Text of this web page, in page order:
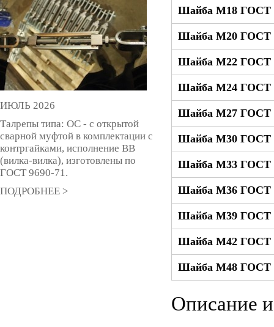
Шайба М18 ГОСТ
Шайба М20 ГОСТ
Шайба М22 ГОСТ
Шайба М24 ГОСТ
Шайба М27 ГОСТ
Шайба М30 ГОСТ
Шайба М33 ГОСТ
Шайба М36 ГОСТ
Шайба М39 ГОСТ
Шайба М42 ГОСТ
Шайба М48 ГОСТ
Описание
ИЮЛЬ 2026
Талрепы типа: ОС - с открытой
сварной муфтой в комплектации с
контргайками, исполнение ВВ
(вилка-вилка), изготовлены по
ГОСТ 9690-71.
ПОДРОБНЕЕ >